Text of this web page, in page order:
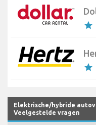
star
star
Elektrische/hybride
Veelgestelde vragen